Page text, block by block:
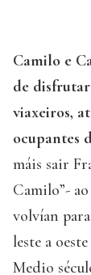
Camilo e
de
viaxeiros,
ocupantes
máis sair
Camilo”-
volvían
leste a
Medio